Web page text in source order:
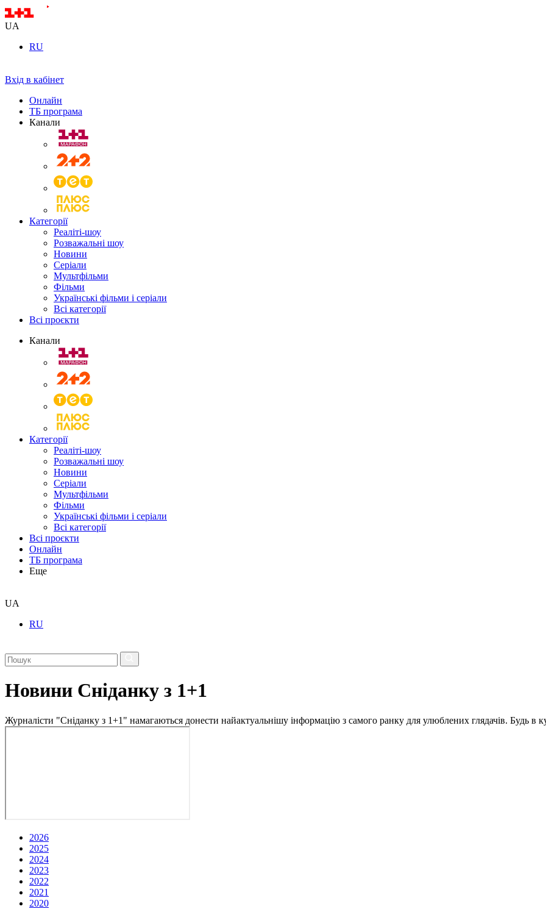
UA
RU
Вхід в кабінет
Онлайн
ТБ програма
Канали
Категорії
Реаліті-шоу
Розважальні шоу
Новини
Серіали
Мультфільми
Фільми
Українські фільми і серіали
Всі категорії
Всі проєкти
Канали
Категорії
Реаліті-шоу
Розважальні шоу
Новини
Серіали
Мультфільми
Фільми
Українські фільми і серіали
Всі категорії
Всі проєкти
Онлайн
ТБ програма
Еще
UA
RU
Новини Сніданку з 1+1
Журналісти "Сніданку з 1+1" намагаються донести найактуальнішу інформацію з самого ранку для улюблених глядачів. Будь в
2026
2025
2024
2023
2022
2021
2020